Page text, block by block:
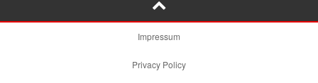
Impressum
Privacy Policy